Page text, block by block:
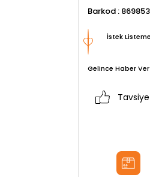
Barkod :
İstek
Gelince Haber Ver